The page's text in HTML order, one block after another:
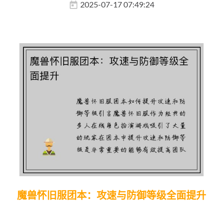
2025-07-17 07:49:24
魔兽怀旧服团本：攻速与防御等级全面提升